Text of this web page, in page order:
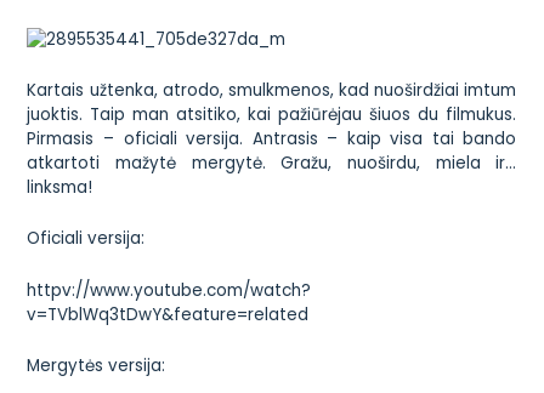
Kartais užtenka, atrodo, smulkmenos, kad nuoširdžiai imtum
juoktis. Taip man atsitiko, kai pažiūrėjau šiuos du filmukus.
Pirmasis – oficiali versija. Antrasis – kaip visa tai bando
atkartoti mažytė mergytė. Gražu, nuoširdu, miela ir…
linksma!
Oficiali versija:
httpv://www.youtube.com/watch?
v=TVblWq3tDwY&feature=related
Mergytės versija: